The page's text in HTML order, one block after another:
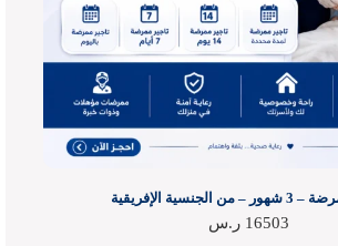
الجنسية الإفريقية
16503 ر.س